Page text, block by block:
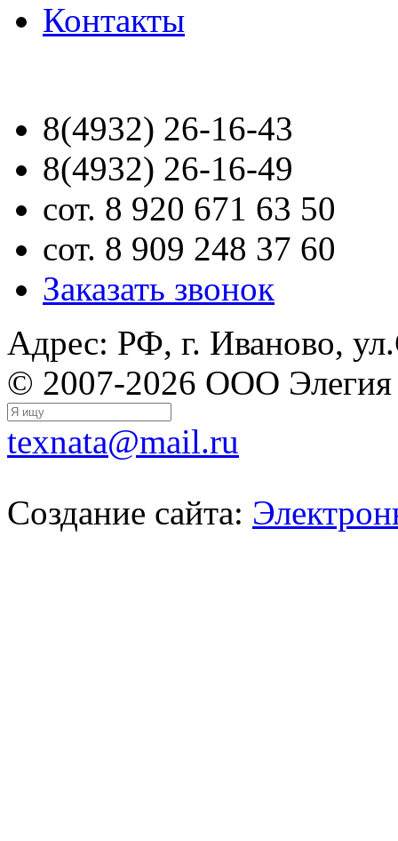
Контакты
8(4932) 26-16-43
8(4932) 26-16-49
сот. 8 920 671 63 50
сот. 8 909 248 37 60
Заказать звонок
Адрес: РФ, г. Иваново,
© 2007-2026 ООО Элегия
texnata@mail.ru
Создание сайта: